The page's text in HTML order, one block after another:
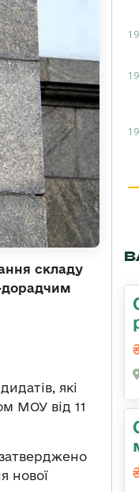
складу
дорадчим
які
МОУ від 11
нової